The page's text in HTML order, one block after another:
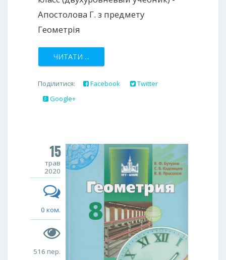
Апостолова Г. з предмету
Геометрія
ЧИТАТИ ...
Поділитися: Facebook
Twitter
Google+
15
трав
2020
0 ком.
516 пер.